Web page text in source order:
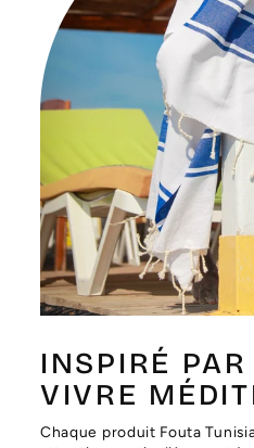
INSPIRÉ PAR
VIVRE
Chaque produit Fouta